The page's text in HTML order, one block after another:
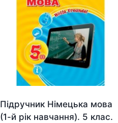
Підручник Німецька мова
(1-й рік навчання). 5 клас.